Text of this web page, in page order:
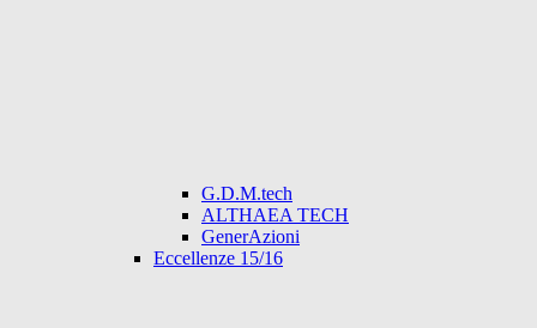
G.D.M.tech
ALTHAEA TECH
GenerAzioni
Eccellenze 15/16